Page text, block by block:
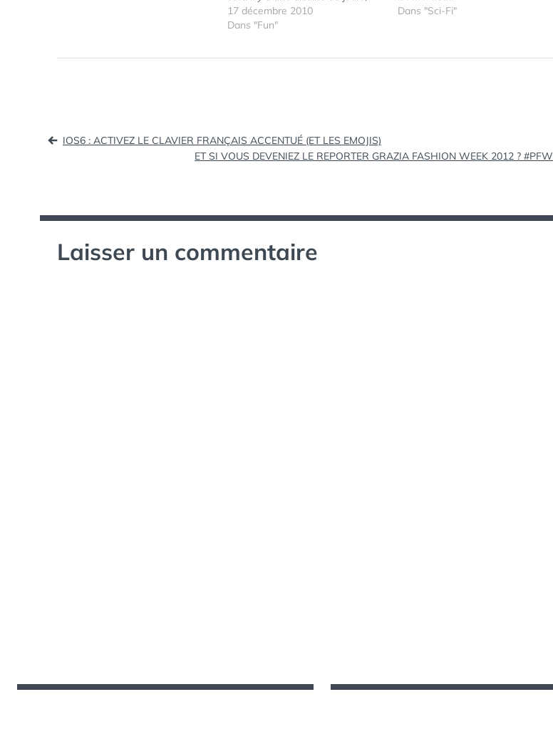
dans cinq langues différentes
(anglais, français, allemand,
17 décembre 2010
Dans "Fun"
Battlestar Galactica sur une base
Dans "Sci-Fi"
Navigation
l’article
IOS6 : ACTIVEZ LE CLAVIER FRANÇAIS ACCENTUÉ (ET LES EMOJIS)
ET SI VOUS DEVENIEZ LE REPORTER GRAZIA FASHION WEEK 2012 ? #PFW
Laisser un commentaire